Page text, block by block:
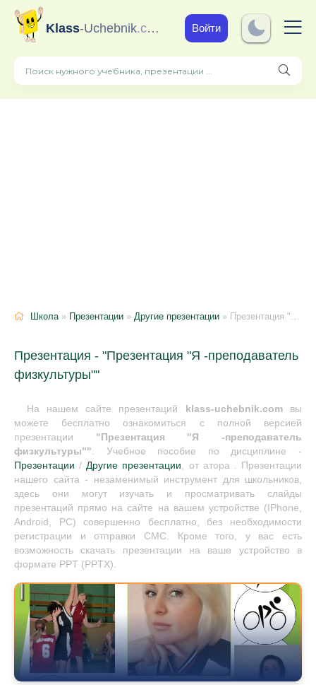
Klass-Uchebnik.com Войти
Школа» Презентации » Другие презентации » Презентация "Я -преподаватель физкультуры"
Презентация - "Презентация "Я -преподаватель
физкультуры""
На нашем сайте презентаций klass-uchebnik.comвы
можете бесплатно ознакомиться с полной версией
презентации "Презентация "Я -преподаватель
физкультуры"". Учебное пособие по дисциплине -
Презентации /Другие презентации, от атора . Презентации
нашего сайта - незаменимый инструмент для школьников,
здесь они могут изучать и просматривать слайды
презентаций прямо на сайте на вашем устройстве (IPhone,
Android, PC) совершенно бесплатно, без необходимости
регистрации и отправки СМС. Кроме того, у вас есть
возможность скачать презентации на ваше устройство в
формате PPT (PPTX).